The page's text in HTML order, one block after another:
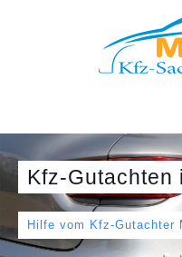
Kfz-Gutachten
Hilfe vom Kfz-Gutachter